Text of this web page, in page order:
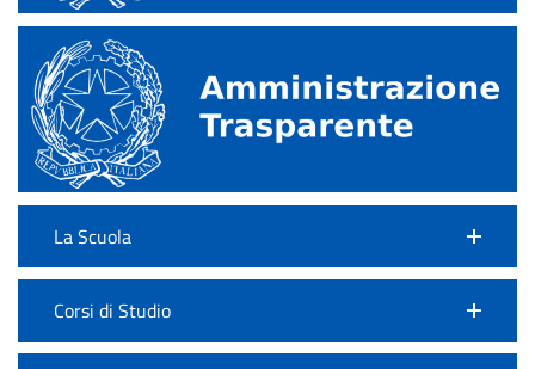
La Scuola
Corsi di Studio